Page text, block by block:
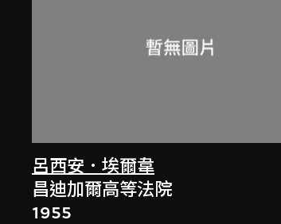
呂西安．埃爾韋
昌迪加爾高等法院
1955